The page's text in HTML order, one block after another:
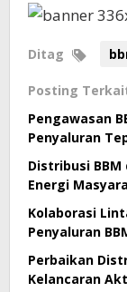
Ditag
Posting
Pengawasan
Penyaluran
Distribusi
Energi
Kolaborasi
Penyaluran
Perbaikan
Kelancaran